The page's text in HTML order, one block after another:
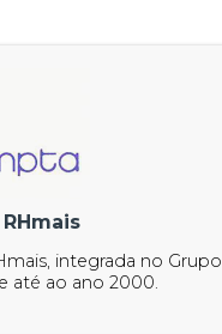
integrada no Grupo
até ao ano 2000.